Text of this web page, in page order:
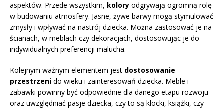
aspektów. Przede wszystkim, kolory odgrywają ogromną rolę
w budowaniu atmosfery. Jasne, żywe barwy mogą stymulować
zmysły i wpływać na nastrój dziecka. Można zastosować je na
ścianach, w meblach czy dekoracjach, dostosowując je do
indywidualnych preferencji malucha.
Kolejnym ważnym elementem jest dostosowanie
przestrzeni do wieku i zainteresowań dziecka. Meble i
zabawki powinny być odpowiednie dla danego etapu rozwoju
oraz uwzględniać pasje dziecka, czy to są klocki, książki, czy